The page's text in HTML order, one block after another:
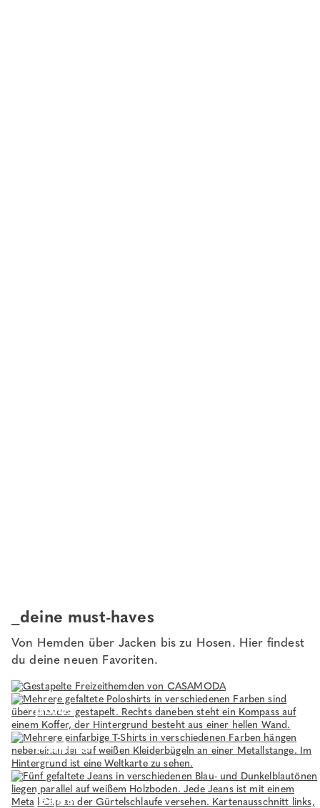
_deine must-haves
Von Hemden über Jacken bis zu Hosen. Hier findest
du deine neuen Favoriten.
hemden
polos
t-shirts
jeans